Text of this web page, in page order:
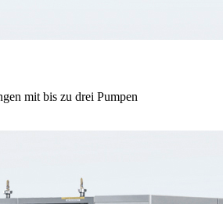
mit bis zu drei Pumpen